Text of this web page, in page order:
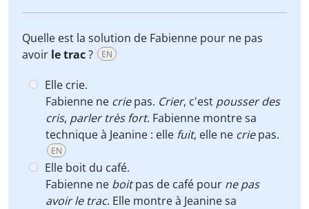
Quelle est la solution de Fabienne pour ne pas
avoir le trac? EN
Elle crie.
Fabienne ne criepas. Crier, c'est pousser des
cris, parler très fort. Fabienne montre sa
technique à Jeanine : elle fuit, elle ne criepas.
EN
Elle boit du café.
Fabienne ne boitpas de café pour ne pas
avoir le trac. Elle montre à Jeanine sa